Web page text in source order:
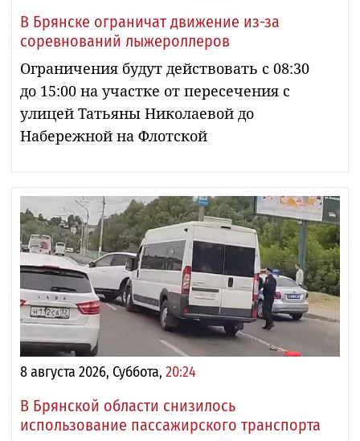
В Брянске ограничат движение из-за
соревнований лыжероллеров
Ограничения будут действовать с 08:30
до 15:00 на участке от пересечения с
улицей Татьяны Николаевой до
Набережной на Флотской
8 августа 2026, Суббота, 20:24
В Брянской области снизилось
использование пассажирского транспорта